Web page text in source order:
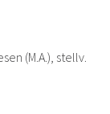
(M.A.), stellv.